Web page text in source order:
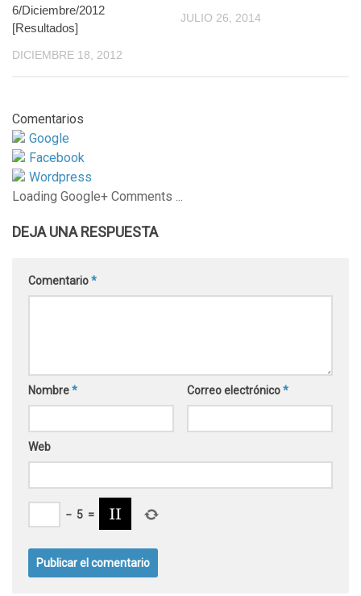
6/Diciembre/2012
[Resultados]
DICIEMBRE 18, 2012
JULIO 26, 2014
Comentarios
Google
Facebook
Wordpress
Loading Google+ Comments ...
DEJA UNA RESPUESTA
Comentario*
Nombre* Correo electrónico*
Web
− 5 =